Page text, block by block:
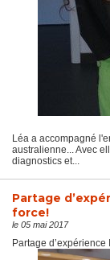
Léa a accompagné
australienne... Avec
diagnostics et...
Partage
force!
le 05 mai 2017
Partage